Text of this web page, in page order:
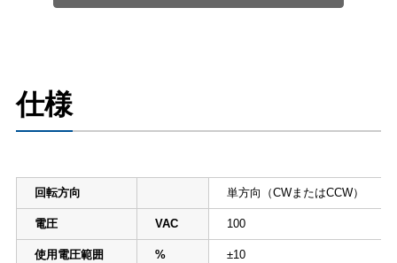
仕様
回転方向 単方向（CWまたはCCW）
電圧 VAC 100
使用電圧範囲 % ±10